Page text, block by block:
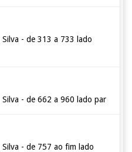
- de 313 a 733 lado
- de 662 a 960 lado par
- de 757 ao fim lado